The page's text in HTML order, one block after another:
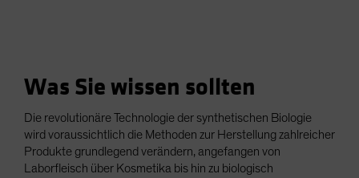
South Korea - 대한민국
Spain
Sweden
Switzerland
Was Sie wissen sollten
Die revolutionäre Technologie der synthetischen Biologie
wird voraussichtlich die Methoden zur Herstellung zahlreicher
Produkte grundlegend verändern, angefangen von
Laborfleisch über Kosmetika bis hin zu biologisch